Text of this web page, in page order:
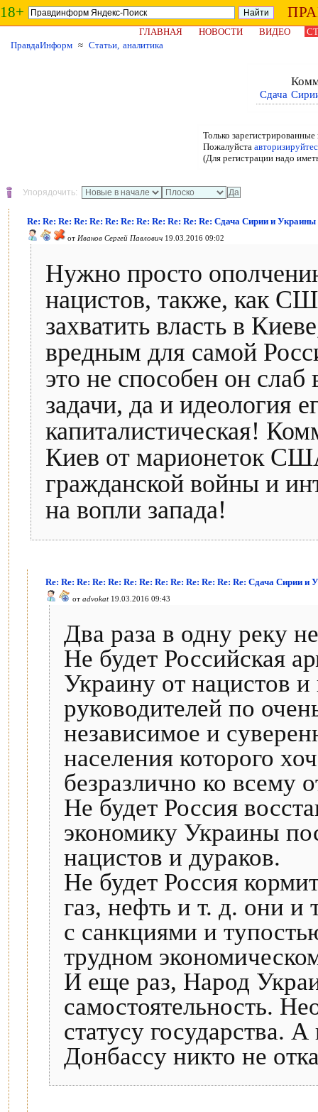
18+
ГЛАВНАЯ НОВОСТИ ВИДЕО
ПравдаИнформ ≈ Статьи, аналитика
Сдача
Только
Пожалуйста
(Для регистрации надо
Упорядочить:
Re: Re: Re: Re: Re: Re: Re: Re: Re: Re: Re: Re: Сдача Сирии и
от Иванов Сергей Павлович 19.03.2016 09:02
Нужно просто
нацистов, также, как
захватить власть в
вредным для самой
это не способен он
задачи, да и идеология
капиталистическая!
Киев от марионеток
гражданской войны и
на вопли запада!
Re: Re: Re: Re: Re: Re: Re: Re: Re: Re: Re: Re: Re: Сдача Сирии
от advokat19.03.2016 09:43
Два раза в одну реку
Не будет Российская
Украину от нацистов
руководителей по
независимое и
населения которого
безразлично ко всему
Не будет Россия
экономику Украины
нацистов и дураков.
Не будет Россия
газ, нефть и т. д. они и
с санкциями и
трудном
И еще раз, Народ
самостоятельность.
статусу государства.
Донбассу никто не